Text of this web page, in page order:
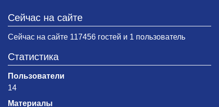
Сейчас на сайте
Сейчас на сайте 117456 гостей и 1 пользователь
Статистика
Пользователи
14
Материалы